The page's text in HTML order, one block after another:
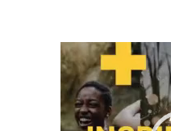
Video
oynatıcı